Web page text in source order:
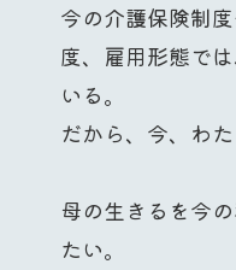
今の介護保険制
度、雇用形態で
いる。
だから、今、わ
母の生きるを今
たい。